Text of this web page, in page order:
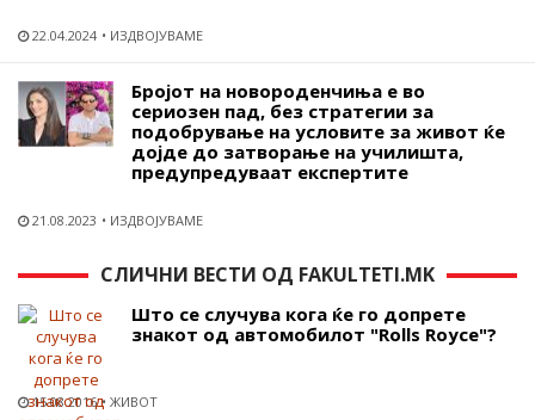
22.04.2024 ИЗДВОЈУВАМЕ
Бројот на новороденчиња е во
сериозен пад, без стратегии за
подобрување на условите за живот ќе
дојде до затворање на училишта,
предупредуваат експертите
21.08.2023 ИЗДВОЈУВАМЕ
СЛИЧНИ ВЕСТИ ОД FAKULTETI.MK
Што се случува кога ќе го допрете
знакот од автомобилот "Rolls Royce"?
15.08.2016 ЖИВОТ